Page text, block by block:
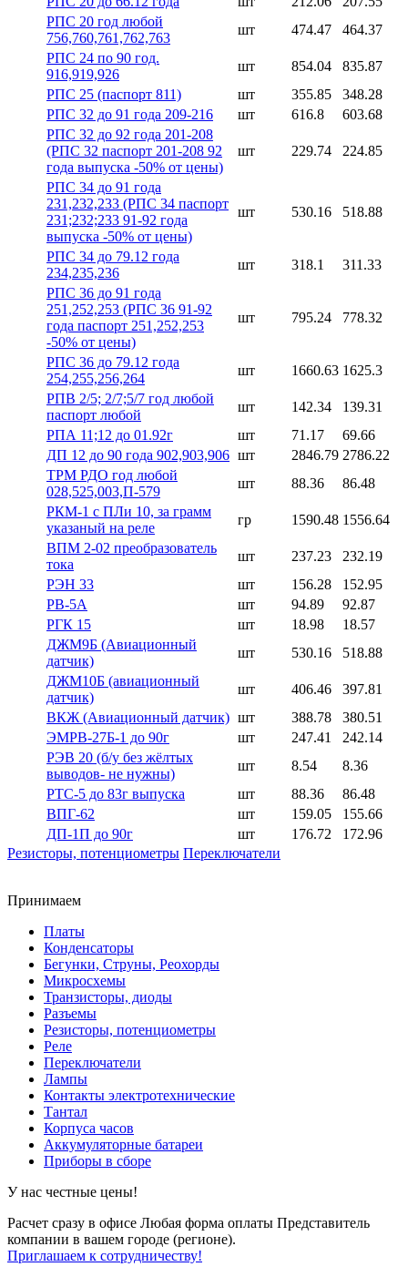
РПС 20 год любой
756,760,761,762,763
шт 474.47
464.37
РПС 24 по 90 год.
916,919,926
шт 854.04
835.87
РПС 25 (паспорт 811)
шт 355.85
348.28
РПС 32 до 91 года 209-216
шт 616.8
603.68
РПС 32 до 92 года 201-208
(РПС 32 паспорт 201-208 92
года выпуска -50% от цены)
шт 229.74 224.85
РПС 34 до 91 года
231,232,233 (РПС 34 паспорт
231;232;233 91-92 года
выпуска -50% от цены)
шт 530.16 518.88
РПС 34 до 79.12 года
234,235,236
шт 318.1
311.33
РПС 36 до 91 года
251,252,253 (РПС 36 91-92
года паспорт 251,252,253
-50% от цены)
шт 795.24 778.32
РПС 36 до 79.12 года
254,255,256,264
шт 1660.63 1625.3
РПВ 2/5; 2/7;5/7 год любой
паспорт любой
шт 142.34
139.31
РПА 11;12 до 01.92г
шт 71.17
69.66
ДП 12 до 90 года 902,903,906 шт 2846.79 2786.22
ТРМ РДО год любой
028,525,003,П-579
шт 88.36
86.48
РКМ-1 с ПЛи 10, за грамм
указаный на реле
гр 1590.48 1556.64
ВПМ 2-02 преобразователь
тока
шт 237.23
232.19
РЭН 33
шт 156.28
152.95
РВ-5А
шт 94.89
92.87
РГК 15
шт 18.98
18.57
ДЖМ9Б (Авиационный
датчик)
шт 530.16
518.88
ДЖМ10Б (авиационный
датчик)
шт 406.46
397.81
ВКЖ (Авиационный датчик) шт 388.78
380.51
ЭМРВ-27Б-1 до 90г
шт 247.41
242.14
РЭВ 20 (б/у без жёлтых
выводов- не нужны)
шт 8.54
8.36
РТС-5 до 83г выпуска
шт 88.36
86.48
ВПГ-62
шт 159.05
155.66
ДП-1П до 90г
шт 176.72
172.96
Резисторы, потенциометры Переключатели
Принимаем
Платы
Конденсаторы
Бегунки, Струны, Реохорды
Микросхемы
Транзисторы, диоды
Разъемы
Резисторы, потенциометры
Реле
Переключатели
Лампы
Контакты электротехнические
Тантал
Корпуса часов
Аккумуляторные батареи
Приборы в сборе
У нас честные цены!
Расчет сразу в офисе Любая форма оплаты Представитель
компании в вашем городе (регионе).
Приглашаем к сотрудничеству!